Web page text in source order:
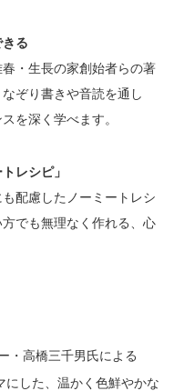
る
・生長の家創始者らの著
ぞり書きや音読を通し
を深く学べます。
レシピ」
配慮したノーミートレシ
でも無理なく作れる、心
・高橋三千男氏による
にした、温かく色鮮やかな